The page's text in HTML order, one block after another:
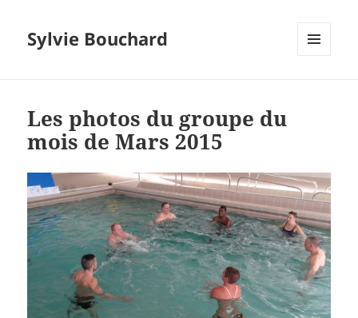
Sylvie Bouchard
Les photos du groupe du
mois de Mars 2015